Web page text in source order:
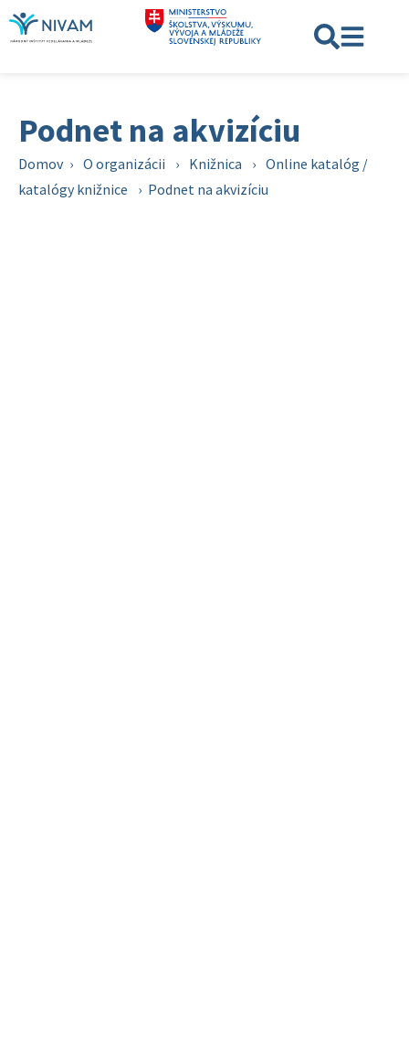
Podnet na akvizíciu
Domov › O organizácii › Knižnica › Online katalóg /
katalógy knižnice
› Podnet na akvizíciu